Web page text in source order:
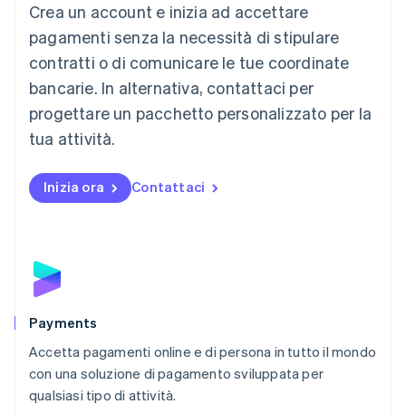
Crea un account e inizia ad accettare
pagamenti senza la necessità di stipulare
contratti o di comunicare le tue coordinate
bancarie. In alternativa, contattaci per
progettare un pacchetto personalizzato per la
tua attività.
Inizia ora Contattaci
Payments
Accetta pagamenti online e di persona in tutto il mondo
con una soluzione di pagamento sviluppata per
qualsiasi tipo di attività.
Lussemburgo
Deutsch English
Malaysia
English 简体中文
Malta
Messico
EspañolEnglish
English
Nuova Zelanda
Polonia
English
Português
English简体中文
Regno Unito
English